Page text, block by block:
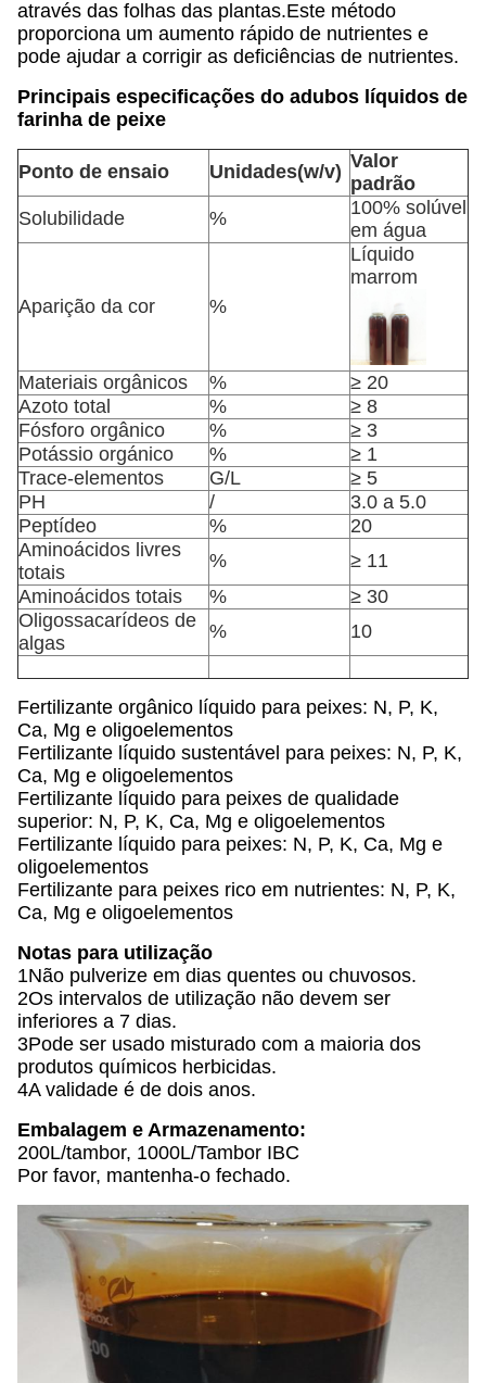
através das folhas das plantas.Este método
proporciona um aumento rápido de nutrientes e
pode ajudar a corrigir as deficiências de nutrientes.
Principais especificações do adubos líquidos de
farinha de peixe
Ponto de ensaio Unidades(w/v) Valor
padrão
Solubilidade
%
100% solúvel
em água
Aparição da cor %
Líquido
marrom
Materiais orgânicos %
≥ 20
Azoto total
%
≥ 8
Fósforo orgânico
%
≥ 3
Potássio orgánico
%
≥ 1
Trace-elementos
G/L
≥ 5
PH
/
3.0 a 5.0
Peptídeo
%
20
Aminoácidos livres
totais
%
≥ 11
Aminoácidos totais
%
≥ 30
Oligossacarídeos de
algas
% 10
Fertilizante orgânico líquido para peixes: N, P, K,
Ca, Mg e oligoelementos
Fertilizante líquido sustentável para peixes: N, P, K,
Ca, Mg e oligoelementos
Fertilizante líquido para peixes de qualidade
superior: N, P, K, Ca, Mg e oligoelementos
Fertilizante líquido para peixes: N, P, K, Ca, Mg e
oligoelementos
Fertilizante para peixes rico em nutrientes: N, P, K,
Ca, Mg e oligoelementos
Notas para utilização
1Não pulverize em dias quentes ou chuvosos.
2Os intervalos de utilização não devem ser
inferiores a 7 dias.
3Pode ser usado misturado com a maioria dos
produtos químicos herbicidas.
4A validade é de dois anos.
Embalagem e Armazenamento:
200L/tambor, 1000L/Tambor IBC
Por favor, mantenha-o fechado.